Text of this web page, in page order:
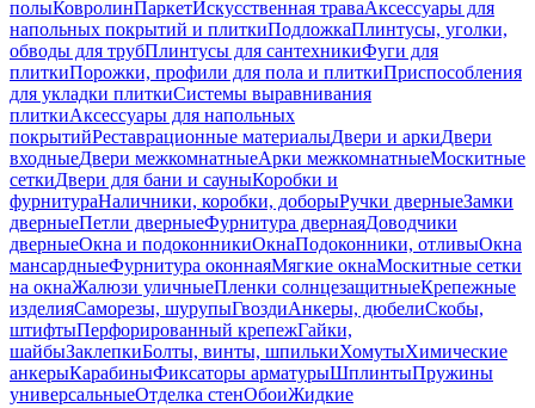
полыКовролинПаркетИскусственная траваАксессуары для
напольных покрытий и плиткиПодложкаПлинтусы, уголки,
обводы для трубПлинтусы для сантехникиФуги для
плиткиПорожки, профили для пола и плиткиПриспособления
для укладки плиткиСистемы выравнивания
плиткиАксессуары для напольных
покрытийРеставрационные материалыДвери и аркиДвери
входныеДвери межкомнатныеАрки межкомнатныеМоскитные
сеткиДвери для бани и сауныКоробки и
фурнитураНаличники, коробки, доборыРучки дверныеЗамки
дверныеПетли дверныеФурнитура двернаяДоводчики
дверныеОкна и подоконникиОкнаПодоконники, отливыОкна
мансардныеФурнитура оконнаяМягкие окнаМоскитные сетки
на окнаЖалюзи уличныеПленки солнцезащитныеКрепежные
изделияСаморезы, шурупыГвоздиАнкеры, дюбелиСкобы,
штифтыПерфорированный крепежГайки,
шайбыЗаклепкиБолты, винты, шпилькиХомутыХимические
анкерыКарабиныФиксаторы арматурыШплинтыПружины
универсальныеОтделка стенОбоиЖидкие